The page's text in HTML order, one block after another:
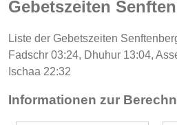
Gebetszeiten
Liste der Gebetszeiten
Fadschr 03:24, Dhuhur 13:04,
Ischaa 22:32
Informationen zur